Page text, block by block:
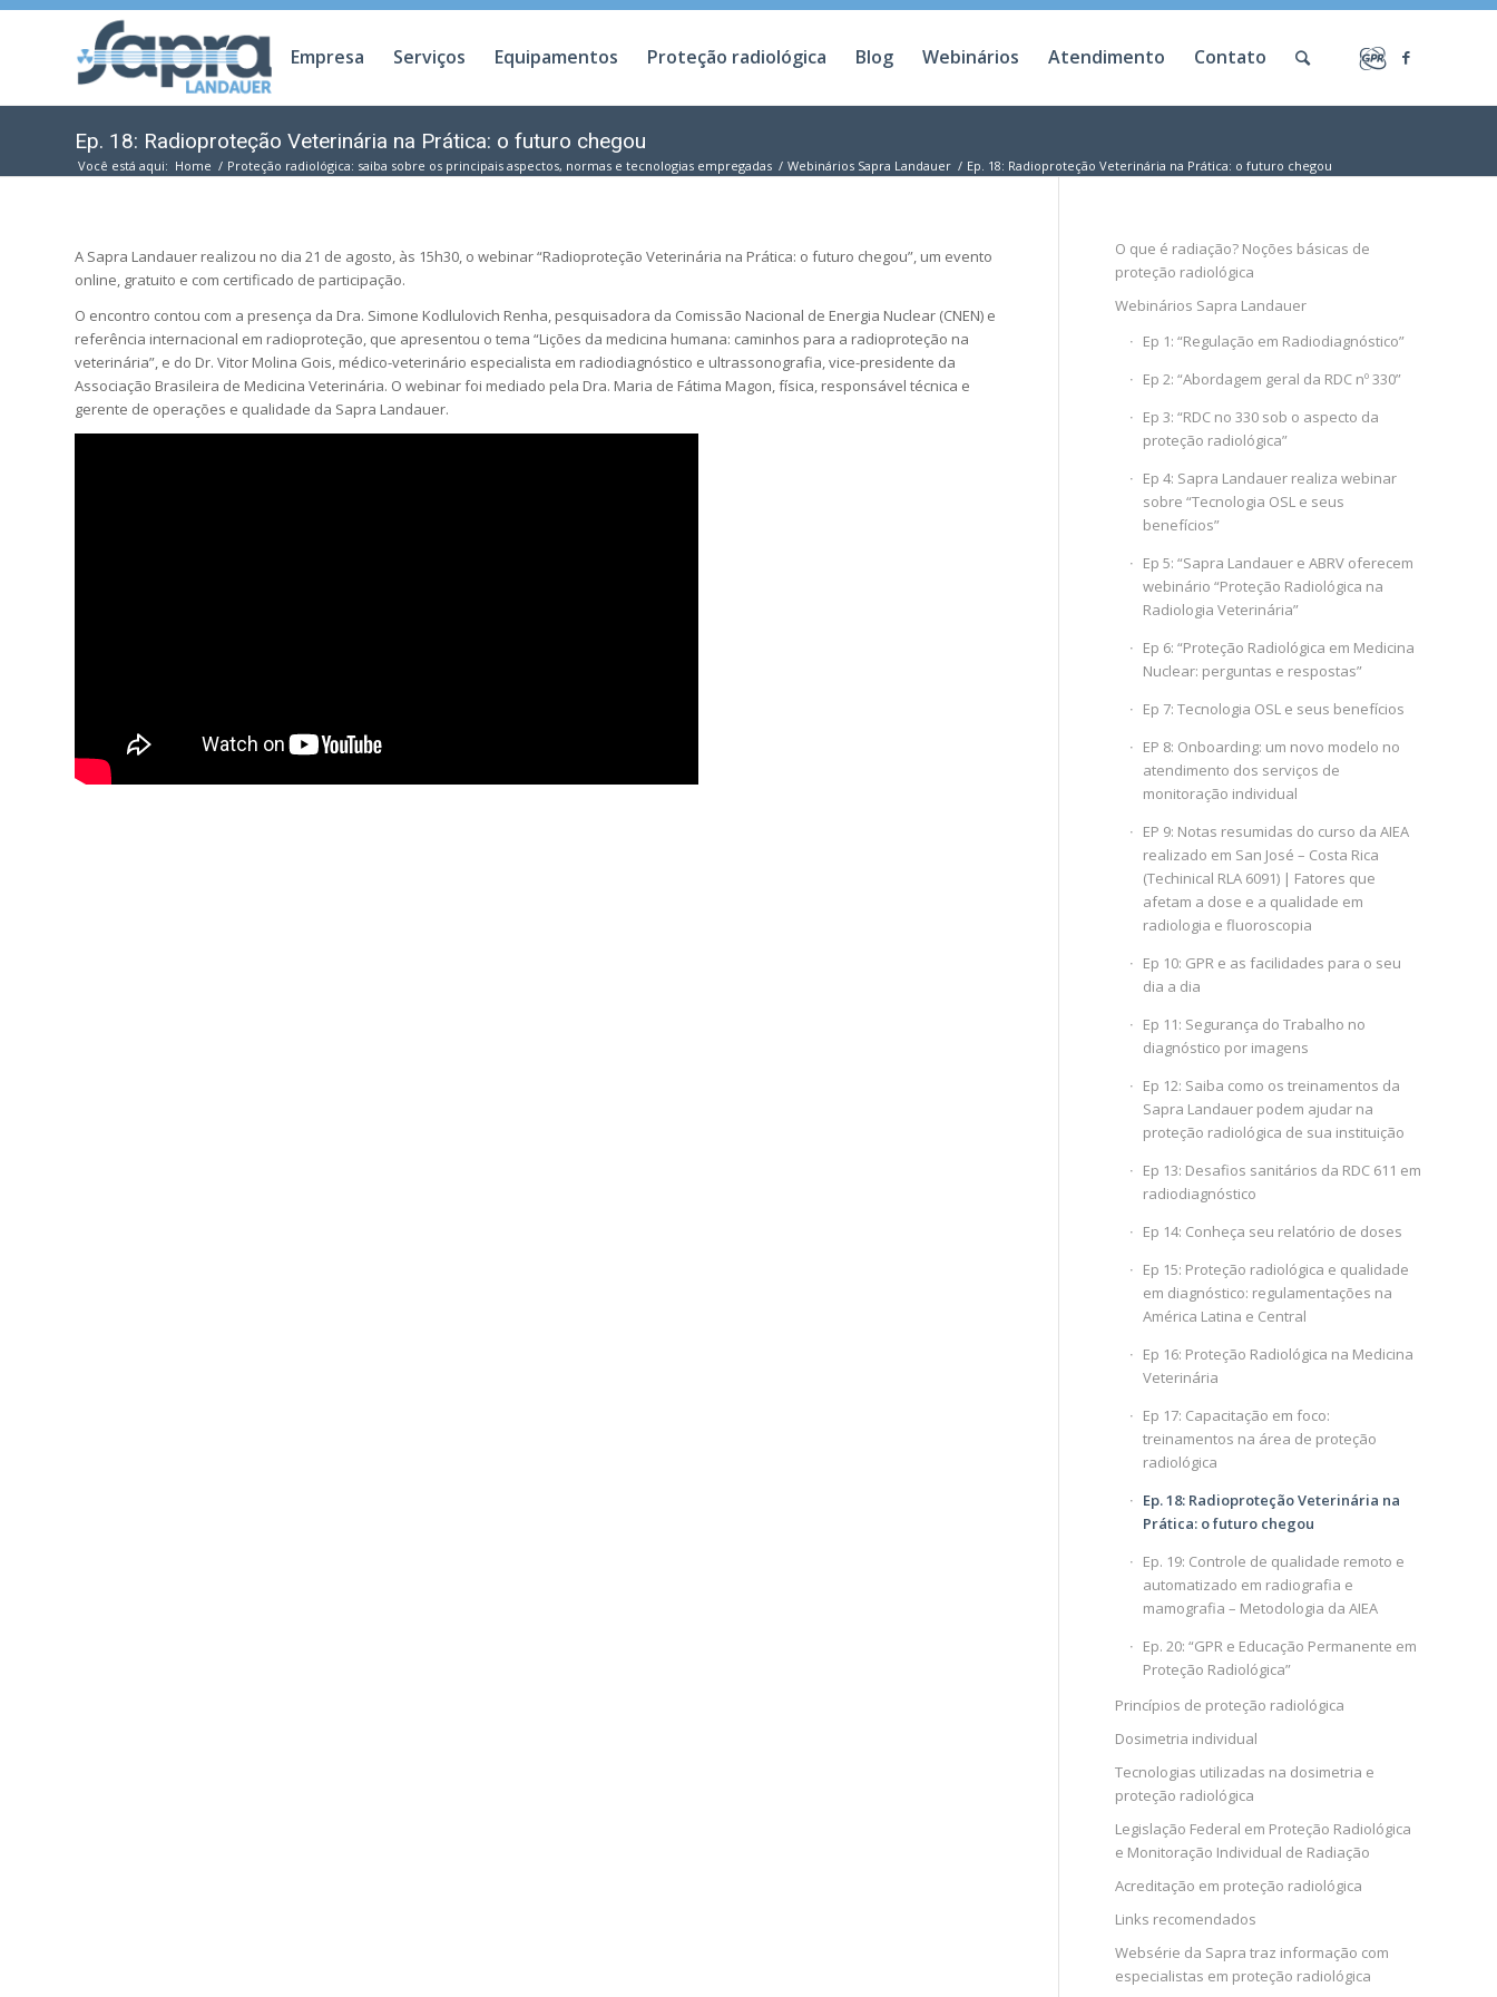
Empresa Serviços Equipamentos Proteção radiológica Blog Webinários Atendimento Contato
Ep. 18: Radioproteção Veterinária na Prática: o futuro chegou
Você está aqui: Home / Proteção radiológica: saiba sobre os principais aspectos, normas e tecnologias empregadas / Webinários Sapra Landauer / Ep. 18: Radioproteção Veterinária na Prática: o futuro chegou
A Sapra Landauer realizou no dia 21 de agosto, às 15h30, o webinar “Radioproteção Veterinária na Prática: o futuro chegou”, um evento
online, gratuito e com certificado de participação.
O encontro contou com a presença da Dra. Simone Kodlulovich Renha, pesquisadora da Comissão Nacional de Energia Nuclear (CNEN) e
referência internacional em radioproteção, que apresentou o tema “Lições da medicina humana: caminhos para a radioproteção na
veterinária”, e do Dr. Vitor Molina Gois, médico-veterinário especialista em radiodiagnóstico e ultrassonografia, vice-presidente da
Associação Brasileira de Medicina Veterinária. O webinar foi mediado pela Dra. Maria de Fátima Magon, física, responsável técnica e
gerente de operações e qualidade da Sapra Landauer.
O que é radiação? Noções básicas de
proteção radiológica
Webinários Sapra Landauer
Ep 1: “Regulação em Radiodiagnóstico”
Ep 2: “Abordagem geral da RDC nº 330”
Ep 3: “RDC no 330 sob o aspecto da
proteção radiológica”
Ep 4: Sapra Landauer realiza webinar
sobre “Tecnologia OSL e seus
benefícios”
Ep 5: “Sapra Landauer e ABRV oferecem
webinário “Proteção Radiológica na
Radiologia Veterinária”
Ep 6: “Proteção Radiológica em Medicina
Nuclear: perguntas e respostas”
Ep 7: Tecnologia OSL e seus benefícios
EP 8: Onboarding: um novo modelo no
atendimento dos serviços de
monitoração individual
EP 9: Notas resumidas do curso da AIEA
realizado em San José – Costa Rica
(Techinical RLA 6091) | Fatores que
afetam a dose e a qualidade em
radiologia e fluoroscopia
Ep 10: GPR e as facilidades para o seu
dia a dia
Ep 11: Segurança do Trabalho no
diagnóstico por imagens
Ep 12: Saiba como os treinamentos da
Sapra Landauer podem ajudar na
proteção radiológica de sua instituição
Ep 13: Desafios sanitários da RDC 611 em
radiodiagnóstico
Ep 14: Conheça seu relatório de doses
Ep 15: Proteção radiológica e qualidade
em diagnóstico: regulamentações na
América Latina e Central
Ep 16: Proteção Radiológica na Medicina
Veterinária
Ep 17: Capacitação em foco:
treinamentos na área de proteção
radiológica
Ep. 18: Radioproteção Veterinária na
Prática: o futuro chegou
Ep. 19: Controle de qualidade remoto e
automatizado em radiografia e
mamografia – Metodologia da AIEA
Ep. 20: “GPR e Educação Permanente em
Proteção Radiológica”
Princípios de proteção radiológica
Dosimetria individual
Tecnologias utilizadas na dosimetria e
proteção radiológica
Legislação Federal em Proteção Radiológica
e Monitoração Individual de Radiação
Acreditação em proteção radiológica
Links recomendados
Websérie da Sapra traz informação com
especialistas em proteção radiológica